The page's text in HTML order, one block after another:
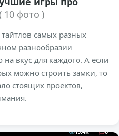
10 фото )
самых разных
разнообразии
на вкус для каждого. А если
можно строить замки, то
стоящих проектов,
15,4к 0